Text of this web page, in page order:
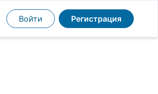
Войти Регистрация